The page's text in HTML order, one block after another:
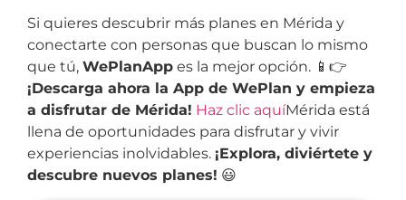
Si quieres descubrir más planes en Mérida y
conectarte con personas que buscan lo mismo
que tú, WePlanApp es la mejor opción. 📱👉
¡Descarga ahora la App de WePlan y empieza
a disfrutar de Mérida! Haz clic aquíMérida está
llena de oportunidades para disfrutar y vivir
experiencias inolvidables. ¡Explora, diviértete y
descubre nuevos planes! 😃